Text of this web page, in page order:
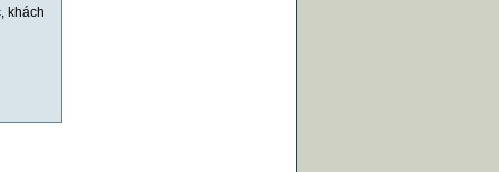
khách